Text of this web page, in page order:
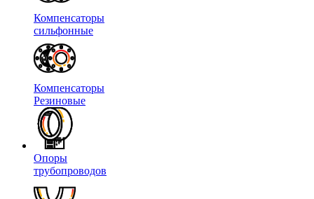
Компенсаторы
сильфонные
Компенсаторы
Резиновые
Опоры
трубопроводов